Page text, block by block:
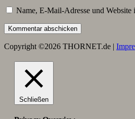
Name, E-Mail-Adresse und Website
Copyright ©2026 THORNET.de |
Schließen